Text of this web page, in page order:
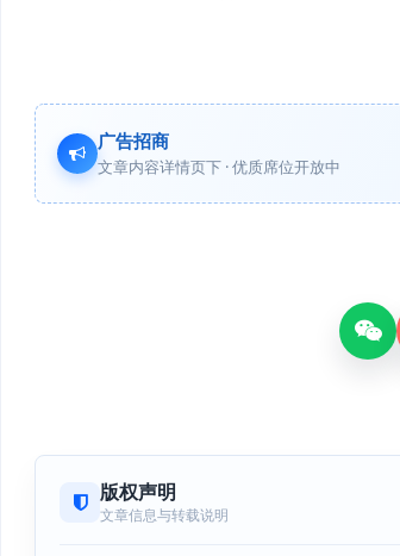
广告招商
文章内容详情页下 · 优质席位开放中
版权声明
文章信息与转载说明